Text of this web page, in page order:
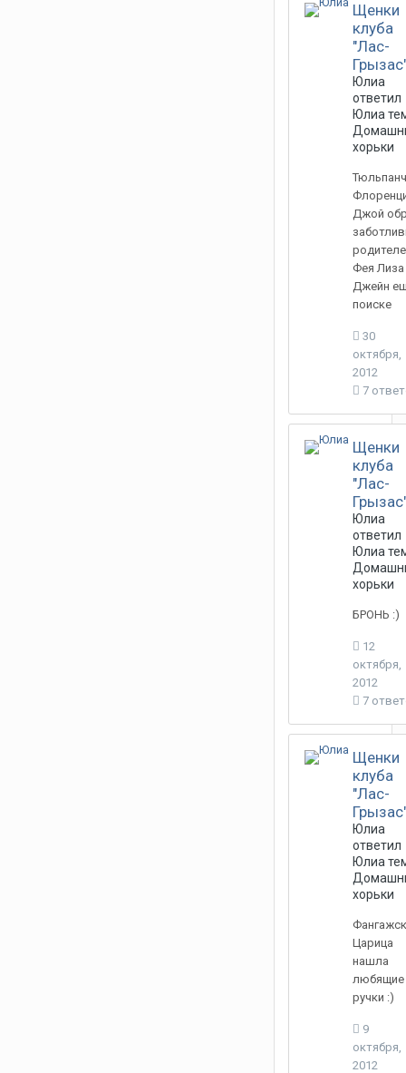
Щенки
клуба
"Лас-
Юлиа
ответил
Юлиа
хорьки
Джой
Фея Лиза
Джейн
поиске
30
октября,
2012
7
Щенки
клуба
"Лас-
Юлиа
ответил
Юлиа
хорьки
БРОНЬ :)
12
октября,
2012
7
Щенки
клуба
"Лас-
Юлиа
ответил
Юлиа
хорьки
Царица
нашла
любящие
ручки :)
9
октября,
2012